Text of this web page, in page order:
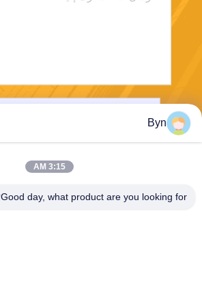
Byn
3:15 AM
Good day, what product are you looking for?